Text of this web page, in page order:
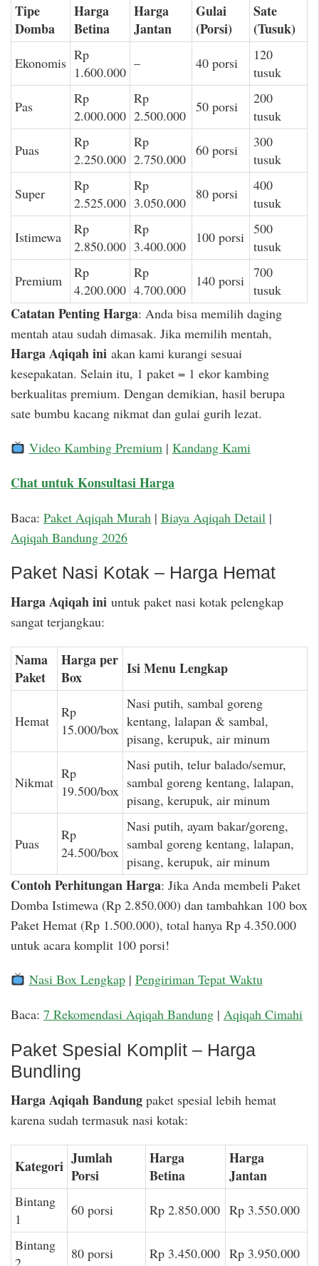
Tipe
Domba
Harga
Betina
Harga
Jantan
Gulai
(Porsi)
Sate
(Tusuk)
Ekonomis Rp
1.600.000
– 40 porsi
120
tusuk
Pas
Rp
2.000.000
Rp
2.500.000
50 porsi
200
tusuk
Puas
Rp
2.250.000
Rp
2.750.000
60 porsi
300
tusuk
Super
Rp
2.525.000
Rp
3.050.000
80 porsi
400
tusuk
Istimewa
Rp
2.850.000
Rp
3.400.000
100 porsi 500
tusuk
Premium
Rp
4.200.000
Rp
4.700.000
140 porsi 700
tusuk
Catatan Penting Harga: Anda bisa memilih daging
mentah atau sudah dimasak. Jika memilih mentah,
Harga Aqiqah ini akan kami kurangi sesuai
kesepakatan. Selain itu, 1 paket = 1 ekor kambing
berkualitas premium. Dengan demikian, hasil berupa
sate bumbu kacang nikmat dan gulai gurih lezat.
Video Kambing Premium| Kandang Kami
Chat untuk Konsultasi Harga
Baca: Paket Aqiqah Murah | Biaya Aqiqah Detail |
Aqiqah Bandung 2026
Paket Nasi Kotak – Harga Hemat
Harga Aqiqah ini untuk paket nasi kotak pelengkap
sangat terjangkau:
Nama
Paket
Harga per
Box
Isi Menu Lengkap
Hemat
Rp
15.000/box
Nasi putih, sambal goreng
kentang, lalapan & sambal,
pisang, kerupuk, air minum
Nikmat
Rp
19.500/box
Nasi putih, telur balado/semur,
sambal goreng kentang, lalapan,
pisang, kerupuk, air minum
Puas
Rp
24.500/box
Nasi putih, ayam bakar/goreng,
sambal goreng kentang, lalapan,
pisang, kerupuk, air minum
Contoh Perhitungan Harga: Jika Anda membeli Paket
Domba Istimewa (Rp 2.850.000) dan tambahkan 100 box
Paket Hemat (Rp 1.500.000), total hanya Rp 4.350.000
untuk acara komplit 100 porsi!
Nasi Box Lengkap| Pengiriman Tepat Waktu
Baca: 7 Rekomendasi Aqiqah Bandung | Aqiqah Cimahi
Paket Spesial Komplit – Harga
Bundling
Harga Aqiqah Bandung paket spesial lebih hemat
karena sudah termasuk nasi kotak:
Kategori Jumlah
Porsi
Harga
Betina
Harga
Jantan
Bintang
1
60 porsi Rp 2.850.000 Rp 3.550.000
Bintang
2
80 porsi Rp 3.450.000 Rp 3.950.000